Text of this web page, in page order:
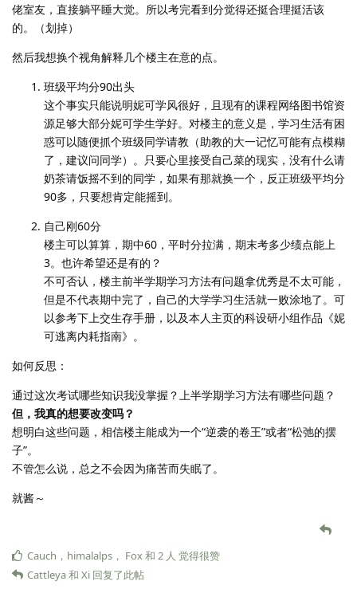
佬室友，直接躺平睡大觉。所以考完看到分觉得还挺合理挺活该
的。（划掉）
然后我想换个视角解释几个楼主在意的点。
班级平均分90出头
这个事实只能说明妮可学风很好，且现有的课程网络图书馆资
源足够大部分妮可学生学好。对楼主的意义是，学习生活有困
惑可以随便抓个班级同学请教（助教的大一记忆可能有点模糊
了，建议问同学）。只要心里接受自己菜的现实，没有什么请
奶茶请饭摇不到的同学，如果有那就换一个，反正班级平均分
90多，只要想肯定能摇到。
自己刚60分
楼主可以算算，期中60，平时分拉满，期末考多少绩点能上
3。也许希望还是有的？
不可否认，楼主前半学期学习方法有问题拿优秀是不太可能，
但是不代表期中完了，自己的大学学习生活就一败涂地了。可
以参考下上交生存手册，以及本人主页的科设研小组作品《妮
可逃离内耗指南》。
如何反思：
通过这次考试哪些知识我没掌握？上半学期学习方法有哪些问题？
但，我真的想要改变吗？
想明白这些问题，相信楼主能成为一个“逆袭的卷王”或者“松弛的摆
子”。
不管怎么说，总之不会因为痛苦而失眠了。
就酱～
Cauch ， himalalps ， Fox和 2 人 觉得很赞
Cattleya和 Xi 回复了此帖